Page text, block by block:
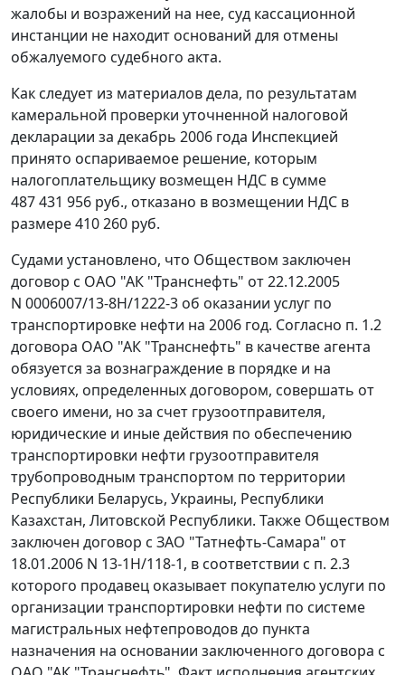
жалобы и возражений на нее, суд кассационной
инстанции не находит оснований для отмены
обжалуемого судебного акта.
Как следует из материалов дела, по результатам
камеральной проверки уточненной налоговой
декларации за декабрь 2006 года Инспекцией
принято оспариваемое решение, которым
налогоплательщику возмещен НДС в сумме
487 431 956 руб., отказано в возмещении НДС в
размере 410 260 руб.
Судами установлено, что Обществом заключен
договор с ОАО "АК "Транснефть" от 22.12.2005
N 0006007/13-8Н/1222-3 об оказании услуг по
транспортировке нефти на 2006 год. Согласно п. 1.2
договора ОАО "АК "Транснефть" в качестве агента
обязуется за вознаграждение в порядке и на
условиях, определенных договором, совершать от
своего имени, но за счет грузоотправителя,
юридические и иные действия по обеспечению
транспортировки нефти грузоотправителя
трубопроводным транспортом по территории
Республики Беларусь, Украины, Республики
Казахстан, Литовской Республики. Также Обществом
заключен договор с ЗАО "Татнефть-Самара" от
18.01.2006 N 13-1Н/118-1, в соответствии с п. 2.3
которого продавец оказывает покупателю услуги по
организации транспортировки нефти по системе
магистральных нефтепроводов до пункта
назначения на основании заключенного договора с